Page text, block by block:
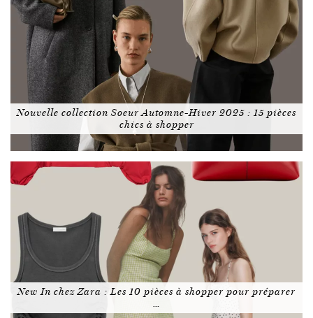
Nouvelle collection Soeur Automne-Hiver 2025 : 15 pièces
chics à shopper
New In chez Zara : Les 10 pièces à shopper pour préparer
…